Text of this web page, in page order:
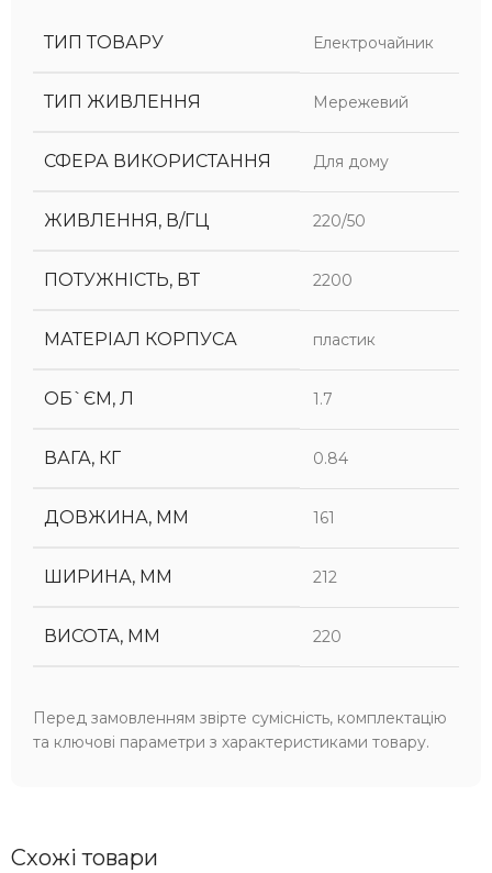
ТИП ТОВАРУ Електрочайник
ТИП ЖИВЛЕННЯ Мережевий
СФЕРА ВИКОРИСТАННЯ Для дому
ЖИВЛЕННЯ, В/ГЦ 220/50
ПОТУЖНІСТЬ, ВТ 2200
МАТЕРІАЛ КОРПУСА пластик
ОБ`ЄМ, Л 1.7
ВАГА, КГ 0.84
ДОВЖИНА, ММ 161
ШИРИНА, ММ 212
ВИСОТА, ММ 220
Перед замовленням звірте сумісність, комплектацію
та ключові параметри з характеристиками товару.
Схожі товари